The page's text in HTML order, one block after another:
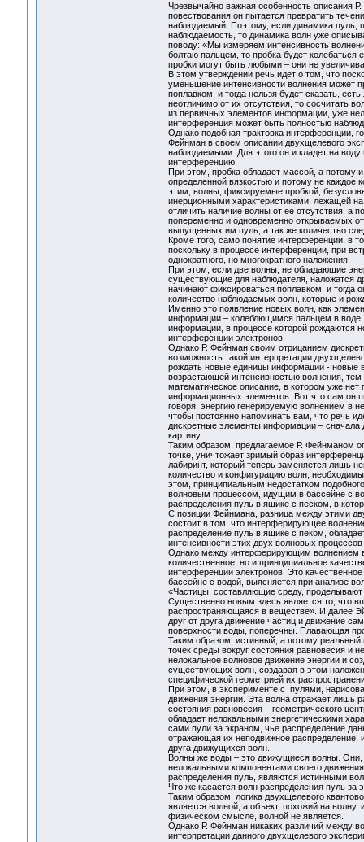
Чрезвычайно важная особенность описания
повествования он пытается превратить
наблюдаемый. Поэтому, если динамика пуль,
наблюдаемость, то динамика волн уже
поводу: «Мы измеряем интенсивность
болтаю пальцем, то пробка будет колебаться
пробки могут быть любыми – они не
В этом утверждении речь идет о том, что
уменьшение интенсивности волнения может
поплавком, и тогда нельзя будет сказать,
неотличимо от их отсутствия, то сосчитать
из первичных элементов информации, уже
интерференция может быть полностью
Однако подобная трактовка интерференции,
Фейнман в своем описании двухщелевого
наблюдаемыми. Для этого он и кладет на
интерференцию.
При этом, пробка обладает массой, а потому
определенной вязкостью и потому не каждое
этим, волны, фиксируемые пробкой,
инерционными характеристиками, лежащей
отличить наличие волны от ее отсутствия, а
попеременно и одновременно открываемых
выпущенных им пуль, а так же количество
Кроме того, само понятие интерференции, в
поскольку в процессе интерференции, при
однократного, но многократного наложения.
При этом, если две волны, не обладающие
существующие для наблюдателя, наложатся
начинают фиксироваться поплавком, и тогда
количество наблюдаемых волн, которые и
Именно это появление новых волн, как
информации – колеблющимся пальцем в
информации, в процессе которой рождаются
интерференции электронов.
Однако Р. Фейнман своим отрицанием
возможность такой интерпретации
рождать новые единицы информации - новые
возрастающей интенсивностью волнения,
математическое описание, в котором уже
информационных элементов. Вот что сам он
говоря, энергию генерируемую волнением в
чтобы постоянно напоминать вам, что речь
дискретные элементы информации –
картину.
Таким образом, предлагаемое Р. Фейнманом
точке, уничтожает зримый образ
лабиринт, который теперь заменяется лишь
количество и конфигурацию волн,
этом, принципиальным недостатком
волновым процессом, идущим в бассейне с
распределения пуль в ящике с песком, в
С позиции Фейнмана, разница между этими
состоит в том, что интерферирующее
распределение пуль в ящике с пеком,
интенсивности этих двух волновых
Однако между интерферирующим волнением
количественное, но и принципиальное
интерференции электронов. Это
бассейне с водой, выясняется при анализе
«Частицы, составляющие среду,
Существенно новым здесь является то, что
распространяющаяся в веществе». И далее
друг от друга движение частиц и движение
поверхности воды, поперечны. Плавающая
Таким образом, истинный, а потому
точек среды вокруг состояния равновесия и
нелокальное волновое движение энергии и
существующих волн, создавая в этом
специфической геометрией их
При этом, в эксперименте с пулями,
движения энергии. Эта волна отражает лишь
состояния равновесия – геометрического
обладает нелокальными энергетическими
сами пули за экраном, чье распределение
отражающая их неподвижное распределение,
друга движущихся волн.
Волны же воды – это движущиеся волны. Они,
нелокальными компонентами своего
распределения пуль, являются истинными
Что же касается волн распределения пуль
Таким образом, логика двухщелевого
является волной, а объект, похожий на
физическом смысле, волной не является.
Однако Р. Фейнман никаких различий между
интерпретации данного двухщелевого